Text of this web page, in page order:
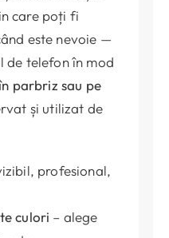
care poți fi
este nevoie —
de telefon în mod
parbriz sau pe
și utilizat de
profesional,
culori – alege